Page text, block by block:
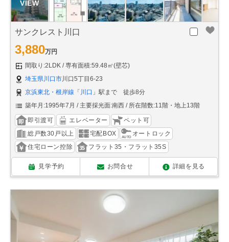
サンクレスト川口
3,880万円
間取り:2LDK
専有面積:59.48㎡(壁芯)
埼玉県川口市川口5丁目6-23
京浜東北・根岸線 「 川口 」駅まで 徒歩8分
築年月:1995年7月
主要採光面:南西 所在階数:11階・地上13階
即引渡可 エレベーター
ペット可
総戸数30戸以上
宅配BOX
オートロック
住宅ローン控除
フラット35・フラット35S
見学予約 お問合せ 詳細を見る